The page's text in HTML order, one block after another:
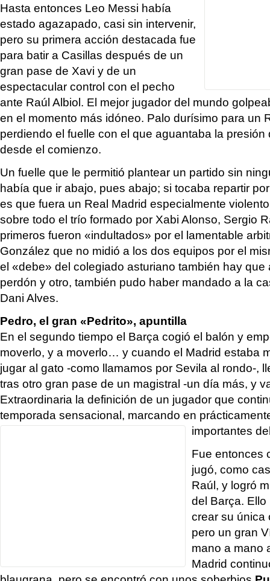
Hasta entonces Leo Messi había
estado agazapado, casi sin intervenir,
pero su primera acción destacada fue
para batir a Casillas después de un
gran pase de Xavi y de un
espectacular control con el pecho
ante Raúl Albiol. El mejor jugador del mundo
en el momento más idóneo. Palo durísimo para un
perdiendo el fuelle con el que aguantaba la
desde el comienzo.
Un fuelle que le permitió plantear un partido sin
había que ir abajo, pues abajo; si tocaba repartir
es que fuera un Real Madrid especialmente
sobre todo el trío formado por Xabi Alonso, Sergio
primeros fueron «indultados» por el lamentable
González que no midió a los dos equipos por el
el «debe» del colegiado asturiano también hay que
perdón y otro, también pudo haber mandado a la
Dani Alves.
Pedro, el gran «Pedrito», apuntilla
En el segundo tiempo el Barça cogió el balón y
moverlo, y a moverlo… y cuando el Madrid estaba
jugar al gato -como llamamos por Sevila al rondo-,
tras otro gran pase de un magistral -un día más, y
Extraordinaria la definición de un jugador que
temporada sensacional, marcando en
importantes
Fue entonces
jugó, como
Raúl, y logró
del Barça. Ello
crear su única
pero un gran
mano a mano
Madrid